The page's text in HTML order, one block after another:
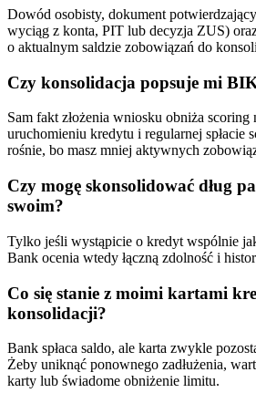
Dowód osobisty, dokument
wyciąg z konta, PIT lub decyzja ZUS)
o aktualnym saldzie zobowiązań do
Czy konsolidacja popsuje mi
Sam fakt złożenia wniosku obniża scoring
uruchomieniu kredytu i regularnej spłacie
rośnie, bo masz mniej aktywnych
Czy mogę skonsolidować dług
swoim?
Tylko jeśli wystąpicie o kredyt wspólnie
Bank ocenia wtedy łączną zdolność i
Co się stanie z moimi kartami
konsolidacji?
Bank spłaca saldo, ale karta zwykle
Żeby uniknąć ponownego zadłużenia,
karty lub świadome obniżenie limitu.